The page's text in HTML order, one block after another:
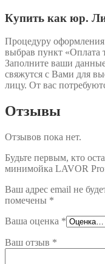
Купить как юр.
Процедуру оформления
выбрав пункт «Оплата
Заполните ваши
свяжутся с Вами для
лицу. От вас
Отзывы
Отзывов пока нет.
Будьте первым, кто
минимойка LAVOR
Ваш адрес email не
помечены *
Ваша оценка *
Ваш отзыв *